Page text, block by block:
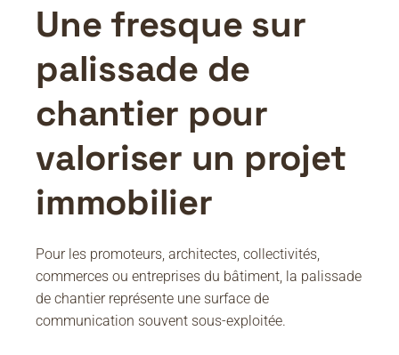
Une fresque sur
palissade de
chantier pour
valoriser un projet
immobilier
Pour les promoteurs, architectes, collectivités,
commerces ou entreprises du bâtiment, la palissade
de chantier représente une surface de
communication souvent sous-exploitée.